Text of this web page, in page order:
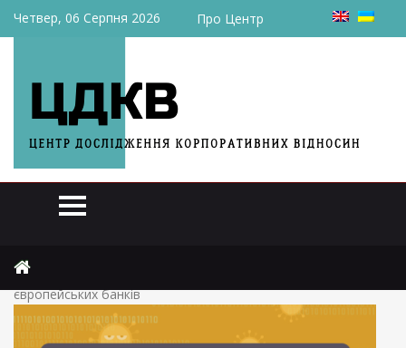
Четвер, 06 Серпня 2026 Про Центр
Викрито хакерів які викрали понад 2,5 мільярда доларів у
європейських банків